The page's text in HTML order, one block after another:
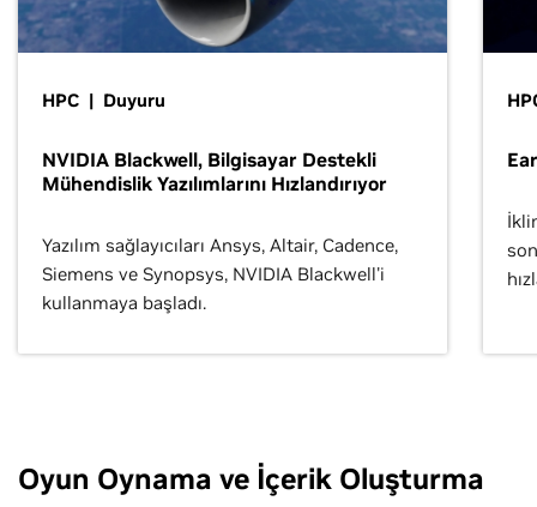
HPC | Duyuru
NVIDIA Blackwell, Bilgisayar Destekli
Mühendislik Yazılımlarını Hızlandırıyor
Yazılım sağlayıcıları Ansys, Altair, Cadence,
Siemens ve Synopsys, NVIDIA Blackwell'i
kullanmaya başladı.
Oyun Oynama ve İçerik Oluşturma